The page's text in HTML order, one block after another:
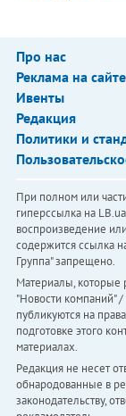
Про нас
Реклама на сайте
Ивенты
Редакция
Политики и
При полном или
гиперссылка на
воспроизведение
содержится ссылка
Группа" запрещено.
Материалы, которые
"Новости компаний"
публикуются на
подготовке этого
материалах.
Редакция не несет
обнародованные в
законодательству,